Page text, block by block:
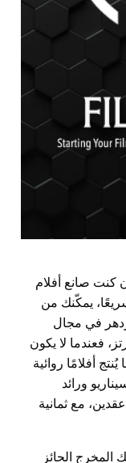
كنت صانع أفلام
يمكّنك من
في مجال
فعندما لا يكون
أفلامًا روائية
ورائد
مع ثمانية
المخرج الحائز